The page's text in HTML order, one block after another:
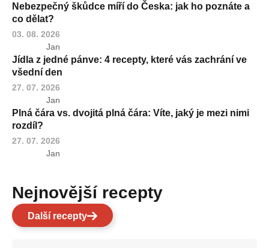
Nebezpečný škůdce míří do Česka: jak ho poznáte a
co dělat?
03. 08. 2026
Jan
Jídla z jedné pánve: 4 recepty, které vás zachrání ve
všední den
27. 07. 2026
Jan
Plná čára vs. dvojitá plná čára: Víte, jaký je mezi nimi
rozdíl?
27. 07. 2026
Jan
Nejnovější recepty
Další recepty